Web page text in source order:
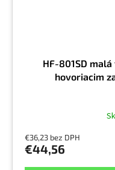
HF-801SD
hovoriacim
€36,23 bez DPH
€44,56